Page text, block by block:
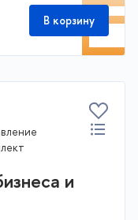
В корзину
и